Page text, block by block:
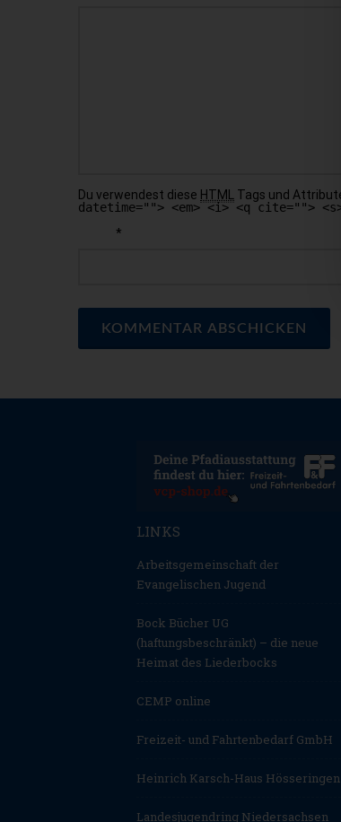
Du verwendest diese HTML Tags und
datetime=""> <em> <i> <q cite="">
*
LINKS
Arbeitsgemeinschaft der
Evangelischen Jugend
Bock Bücher UG
(haftungsbeschränkt) – die neue
Heimat des Liederbocks
CEMP online
Freizeit- und Fahrtenbedarf GmbH
Heinrich Karsch-Haus Hösseringen
Landesjugendring Niedersachsen